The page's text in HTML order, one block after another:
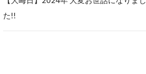
た!!